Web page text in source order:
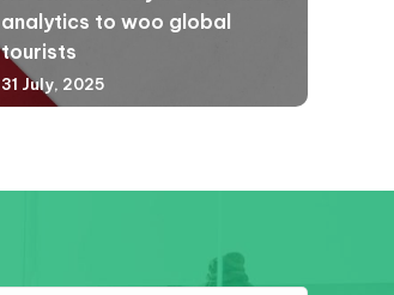
analytics to woo global
tourists
31 July, 2025